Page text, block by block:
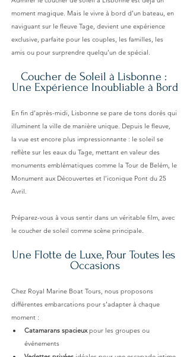
moment magique. Mais le vivre à bord d’un bateau, en
naviguant sur le fleuve Tage, devient une expérience
exclusive, parfaite pour les couples, les familles, les
amis ou pour surprendre quelqu’un de spécial.
Coucher de Soleil à Lisbonne :
Une Expérience Inoubliable à Bord
En fin d’après-midi, Lisbonne se pare de tons dorés qui
illuminent la ville de manière unique. Depuis le fleuve,
la vue est encore plus impressionnante : le soleil se
reflète sur les eaux du Tage, mettant en valeur des
monuments emblématiques comme la Tour de Belém, le
Monument aux Découvertes et l’iconique Pont du 25
Avril.
Préparez-vous à vous sentir dans un véritable film, avec
le coucher de soleil comme scène principale.
Une Flotte de Luxe, Pour Toutes les
Occasions
Chez Royal Marine Boat Tours, nous proposons
différentes embarcations pour s’adapter à chaque
moment :
Catamarans spacieux pour les groupes ou
événements